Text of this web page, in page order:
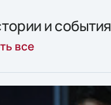
и события
все